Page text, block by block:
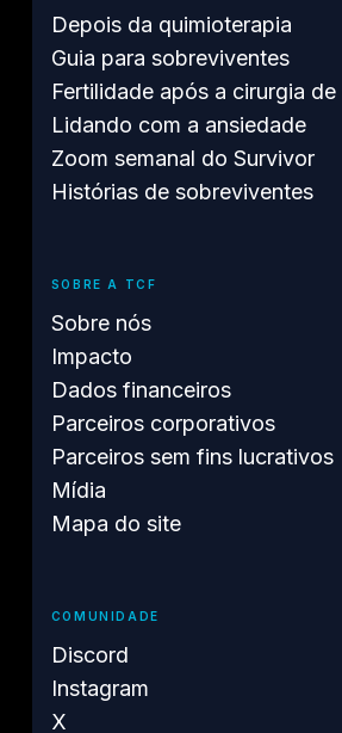
Depois da quimioterapia
Guia para sobreviventes
Fertilidade após a cirurgia de
Lidando com a ansiedade
Zoom semanal do Survivor
Histórias de sobreviventes
SOBRE A TCF
Sobre nós
Impacto
Dados financeiros
Parceiros corporativos
Parceiros sem fins lucrativos
Mídia
Mapa do site
COMUNIDADE
Discord
Instagram
X